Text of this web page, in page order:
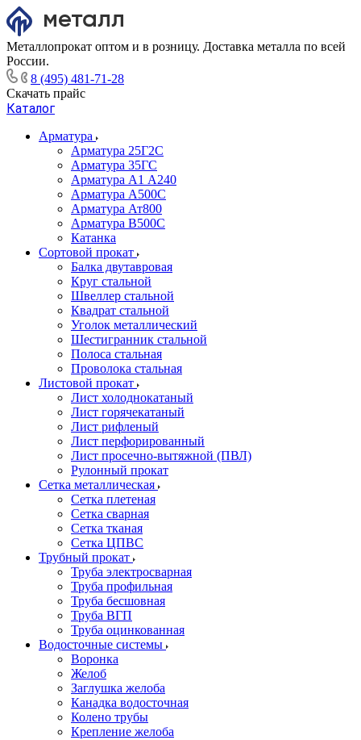
Металлопрокат оптом и в розницу. Доставка металла по всей
России.
8 (495) 481-71-28
Скачать прайс
Каталог
Арматура
Арматура 25Г2С
Арматура 35ГС
Арматура А1 А240
Арматура А500С
Арматура Ат800
Арматура В500С
Катанка
Сортовой прокат
Балка двутавровая
Круг стальной
Швеллер стальной
Квадрат стальной
Уголок металлический
Шестигранник стальной
Полоса стальная
Проволока стальная
Листовой прокат
Лист холоднокатаный
Лист горячекатаный
Лист рифленый
Лист перфорированный
Лист просечно-вытяжной (ПВЛ)
Рулонный прокат
Сетка металлическая
Сетка плетеная
Сетка сварная
Сетка тканая
Сетка ЦПВС
Трубный прокат
Труба электросварная
Труба профильная
Труба бесшовная
Труба ВГП
Труба оцинкованная
Водосточные системы
Воронка
Желоб
Заглушка желоба
Канадка водосточная
Колено трубы
Крепление желоба